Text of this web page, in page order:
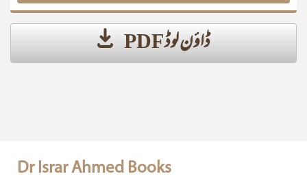
ڈاؤن لوڈ PDF
Dr Israr Ahmed Books